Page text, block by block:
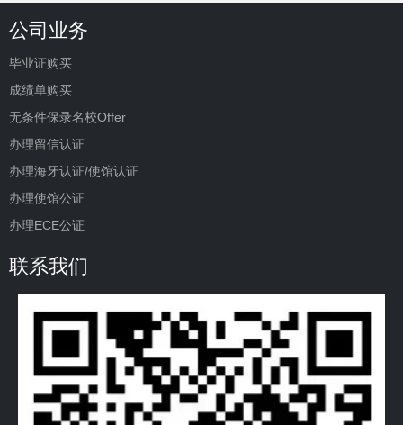
公司业务
毕业证购买
成绩单购买
无条件保录名校Offer
办理留信认证
办理海牙认证/使馆认证
办理使馆公证
办理ECE公证
联系我们